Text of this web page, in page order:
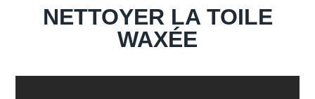
NETTOYER LA TOILE
WAXÉE